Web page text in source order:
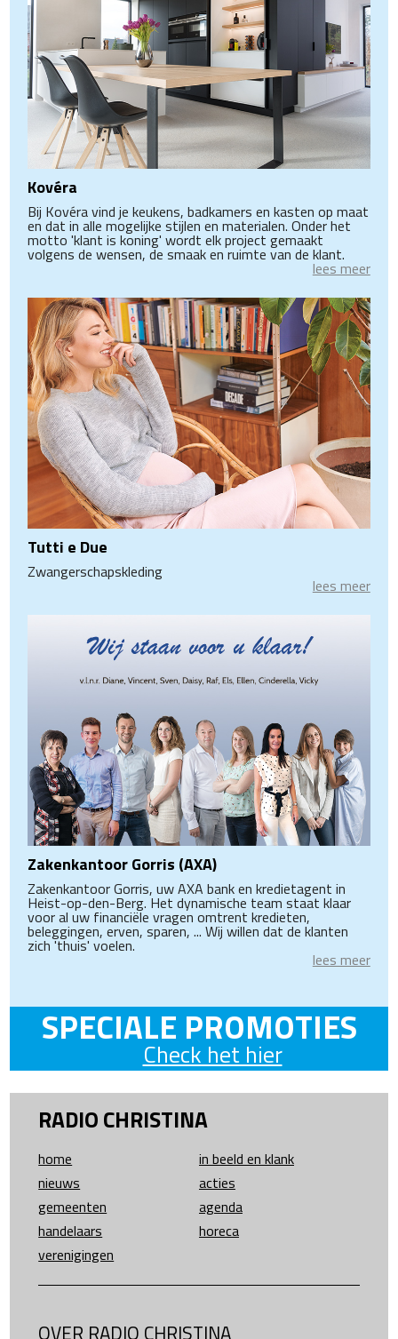
Kovéra
Bij Kovéra vind je keukens, badkamers en kasten op maat
en dat in alle mogelijke stijlen en materialen. Onder het
motto 'klant is koning' wordt elk project gemaakt
volgens de wensen, de smaak en ruimte van de klant.
lees meer
Tutti e Due
Zwangerschapskleding
lees meer
Zakenkantoor Gorris (AXA)
Zakenkantoor Gorris, uw AXA bank en kredietagent in
Heist-op-den-Berg. Het dynamische team staat klaar
voor al uw financiële vragen omtrent kredieten,
beleggingen, erven, sparen, ... Wij willen dat de klanten
zich 'thuis' voelen.
lees meer
SPECIALE PROMOTIES
Check het hier
RADIO CHRISTINA
home
in beeld en klank
nieuws
acties
gemeenten
agenda
handelaars
horeca
verenigingen
OVER RADIO CHRISTINA